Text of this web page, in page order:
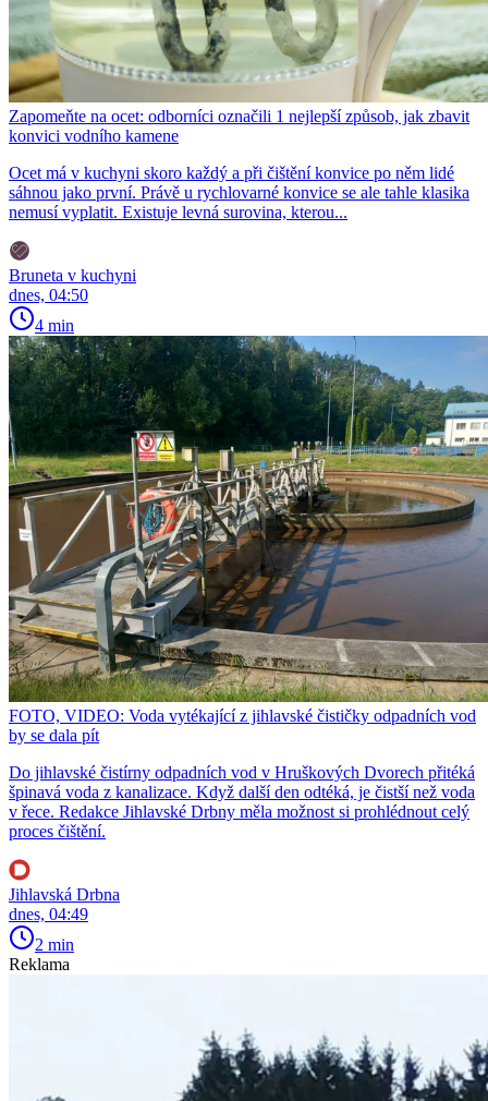
Zapomeňte na ocet: odborníci označili 1 nejlepší způsob, jak zbavit
konvici vodního kamene
Ocet má v kuchyni skoro každý a při čištění konvice po něm lidé
sáhnou jako první. Právě u rychlovarné konvice se ale tahle klasika
nemusí vyplatit. Existuje levná surovina, kterou...
Bruneta v kuchyni
dnes, 04:50
4 min
FOTO, VIDEO: Voda vytékající z jihlavské čističky odpadních vod
by se dala pít
Do jihlavské čistírny odpadních vod v Hruškových Dvorech přitéká
špinavá voda z kanalizace. Když další den odtéká, je čistší než voda
v řece. Redakce Jihlavské Drbny měla možnost si prohlédnout celý
proces čištění.
Jihlavská Drbna
dnes, 04:49
2 min
Reklama